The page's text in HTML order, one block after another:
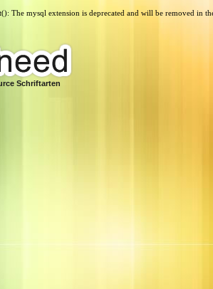
The mysql extension is deprecated and will be removed in
Schriftarten